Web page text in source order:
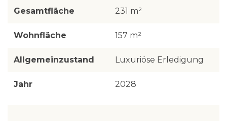
Gesamtfläche 231 m²
Wohnfläche 157 m²
Allgemeinzustand Luxuriöse Erledigung
Jahr 2028